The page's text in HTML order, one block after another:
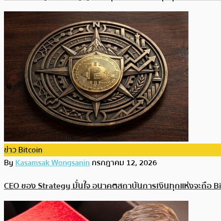
ข่าว Bitcoin
ByKasamsak Wongsaninกรกฎาคม 12, 2026
CEO ของ Strategy มั่นใจ อนาคตสถาบันการเงินทุกแห่งจะถือ